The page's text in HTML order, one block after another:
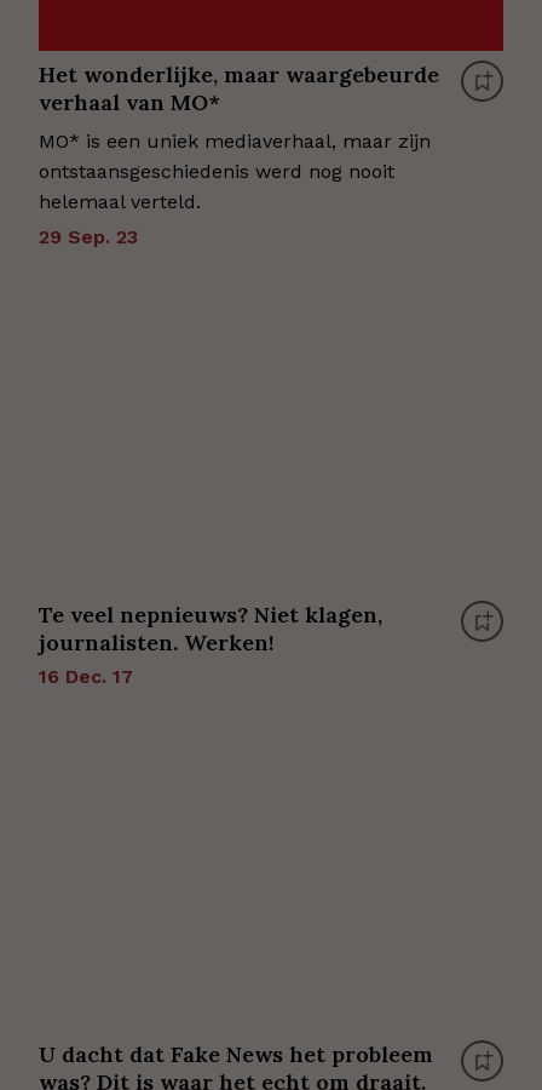
Het wonderlijke, maar waargebeurde
verhaal van MO*
MO* is een uniek mediaverhaal, maar zijn
ontstaansgeschiedenis werd nog nooit
helemaal verteld.
29 Sep. 23
Te veel nepnieuws? Niet klagen,
journalisten. Werken!
16 Dec. 17
U dacht dat Fake News het probleem
was? Dit is waar het echt om draait.